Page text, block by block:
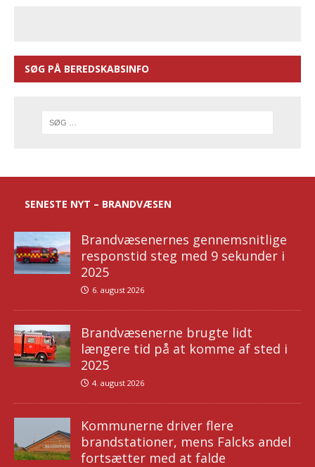
SØG PÅ BEREDSKABSINFO
SENESTE NYT – BRANDVÆSEN
Brandvæsenernes gennemsnitlige
responstid steg med 9 sekunder i
2025
6. august 2026
Brandvæsenerne brugte lidt
længere tid på at komme af sted i
2025
4. august 2026
Kommunerne driver flere
brandstationer, mens Falcks andel
fortsætter med at falde